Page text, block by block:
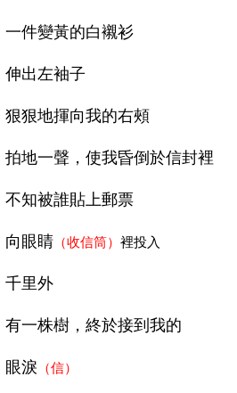
一件變黃的白襯衫
伸出左袖子
狠狠地揮向我的右頰
拍地一聲，使我昏倒於信封裡
不知被誰貼上郵票
向眼睛 （收信筒） 裡投入
千里外
有一株樹，終於接到我的
眼淚 （信）